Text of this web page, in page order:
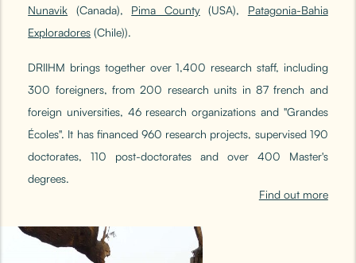
Nunavik (Canada), Pima County(USA), Patagonia-Bahia
Exploradores (Chile)).
DRIIHM brings together over 1,400 research staff, including
300 foreigners, from 200 research units in 87 french and
foreign universities, 46 research organizations and "Grandes
Écoles". It has financed 960 research projects, supervised 190
doctorates, 110 post-doctorates and over 400 Master's
degrees.
Find out more